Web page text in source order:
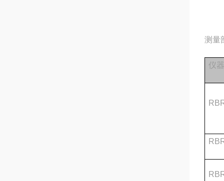
测量
仪器